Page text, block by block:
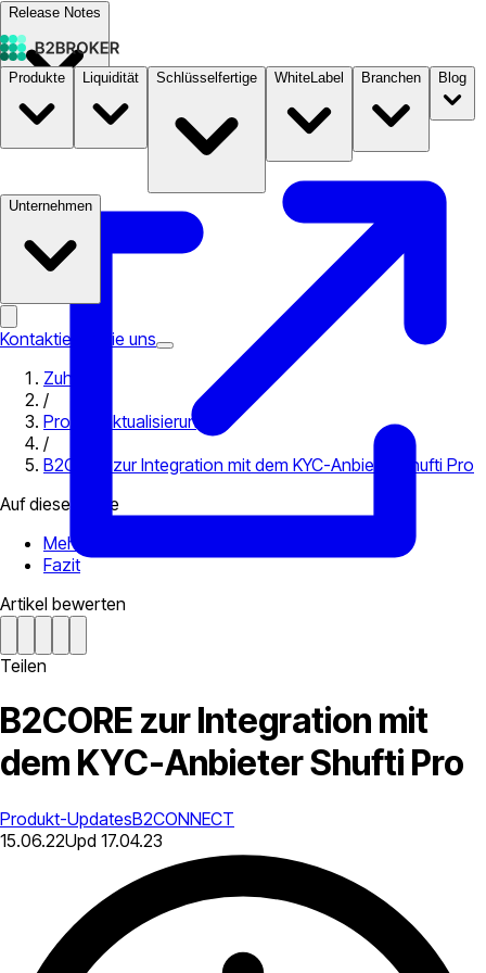
Release Notes
Dokumentation B2STORE
Produkte Liquidität Schlüsselfertige WhiteLabel Branchen Blog
Unternehmen
Kontaktieren Sie uns
Zuhause
/
Produktaktualisierungen
/
B2CORE zur Integration mit dem KYC-Anbieter Shufti Pro
Auf dieser Seite
Mehr über Shuti Pro
Fazit
Artikel bewerten
Teilen
B2CORE zur Integration mit
dem KYC-Anbieter Shufti Pro
Produkt-UpdatesB2CONNECT
15.06.22Upd 17.04.23